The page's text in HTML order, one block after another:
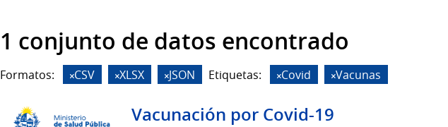
1 conjunto de datos encontrado
Formatos: CSV XLSX JSON Etiquetas: Covid Vacunas
Vacunación por Covid-19